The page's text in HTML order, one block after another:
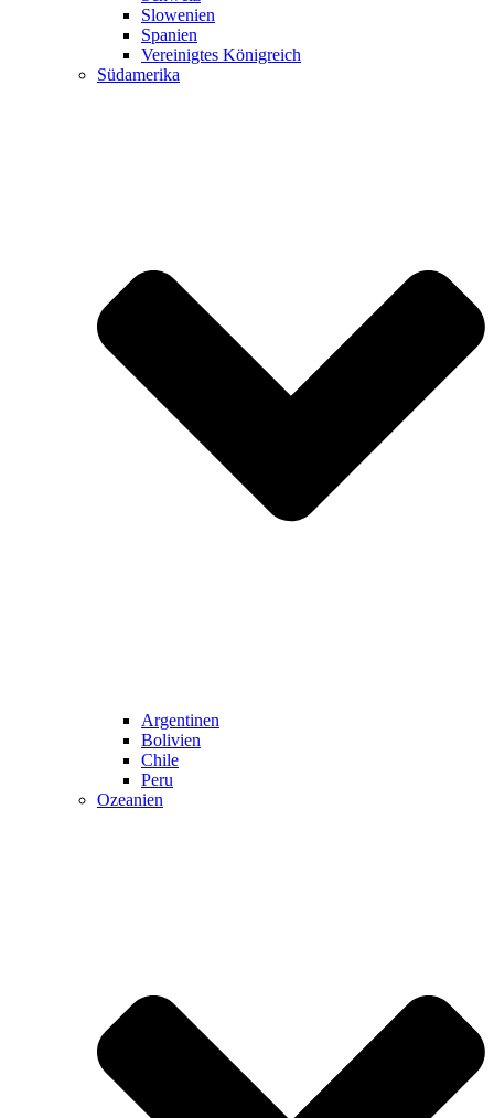
Slowenien
Spanien
Vereinigtes Königreich
Südamerika
Argentinen
Bolivien
Chile
Peru
Ozeanien